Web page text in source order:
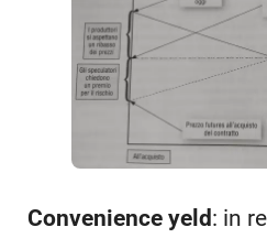
Convenience yeld : in